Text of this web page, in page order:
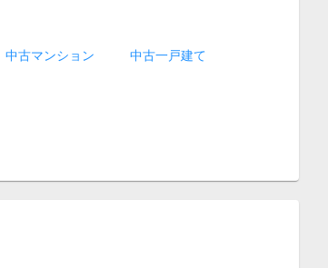
中古マンション 中古一戸建て